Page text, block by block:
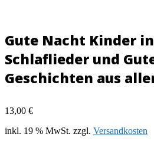
Gute Nacht Kinder
Schlaflieder und
Geschichten aus
13,00 €
inkl. 19 % MwSt. zzgl. Versandkosten